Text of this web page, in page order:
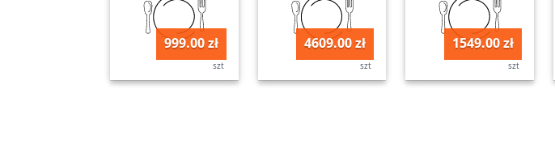
999.00 zł
szt
4609.00 zł
szt
1549.00 zł
szt